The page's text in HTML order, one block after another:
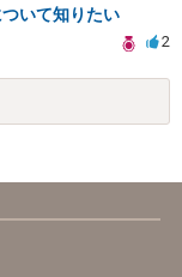
いて知りたい
2